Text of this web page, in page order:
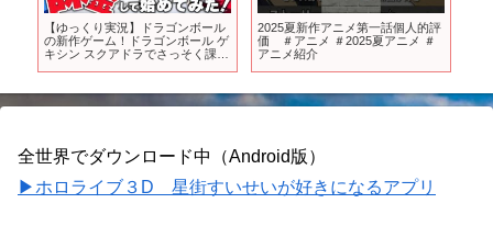
【公式】アニメ「ポケットモンス
ター」第48話「輝け！炎とアート
のきらめき」（見逃し配信）
TVアニメ「永久のユウグレ」ノン
クレジットオープニング映像｜
Uru「プラットフォーム」
全世界でダウンロード中（Android版）
▶ホロライブ３D 星街すいせいが好きになるアプリ